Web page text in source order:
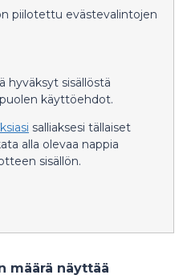
piilotettu evästevalintojen
hyväksyt sisällöstä
käyttöehdot.
salliaksesi tällaiset
alla olevaa nappia
sisällön.
määrä näyttää